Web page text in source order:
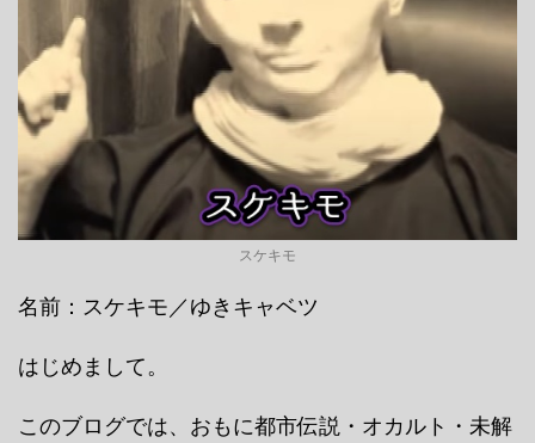
スケキモ
名前：スケキモ／ゆきキャベツ
はじめまして。
このブログでは、おもに都市伝説・オカルト・未解